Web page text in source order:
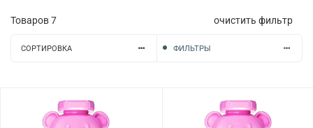
Товаров7 очистить фильтр
СОРТИРОВКА ФИЛЬТРЫ